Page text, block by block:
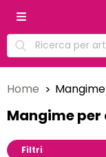
Home
Mangime
Filtri